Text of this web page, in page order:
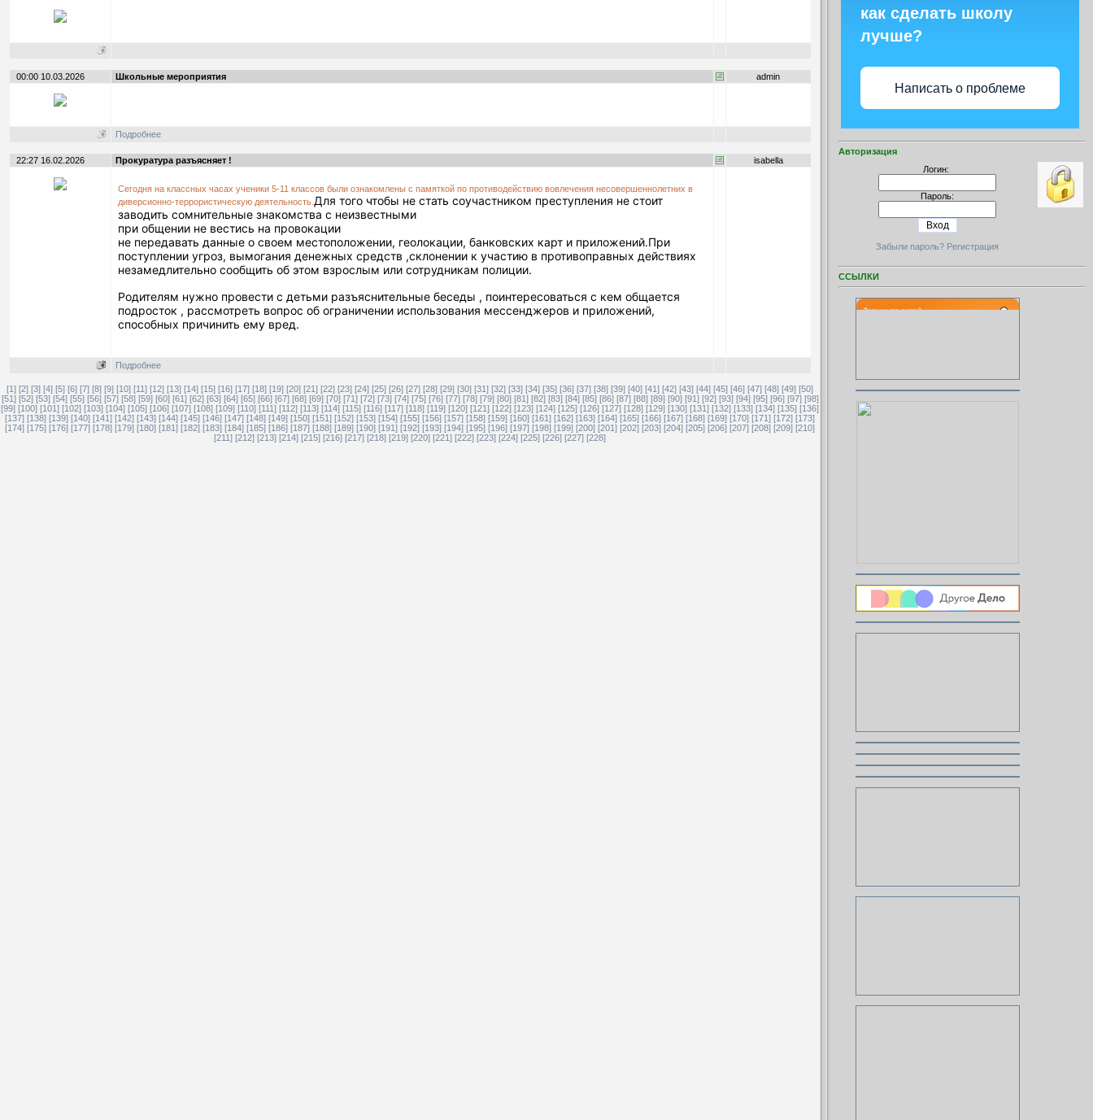
00:00 10.03.2026 Школьные мероприятия admin
Подробнее
22:27 16.02.2026 Прокуратура разъясняет ! isabella
Сегодня на классных часах ученики 5-11 классов были ознакомлены с памяткой по противодействию вовлечения несовершеннолетних в
диверсионно-террористическую деятельность. Для того чтобы не стать соучастником преступления не стоит
заводить сомнительные знакомства с неизвестными
при общении не вестись на провокации
не передавать данные о своем местоположении, геолокации, банковских карт и приложений.При
поступлении угроз, вымогания денежных средств ,склонении к участию в противоправных действиях
незамедлительно сообщить об этом взрослым или сотрудникам полиции.
Родителям нужно провести с детьми разъяснительные беседы , поинтересоваться с кем общается
подросток , рассмотреть вопрос об ограничении использования мессенджеров и приложений,
способных причинить ему вред.
Подробнее
[1] [2] [3] [4] [5] [6] [7] [8] [9] [10] [11] [12] [13] [14] [15] [16] [17] [18] [19] [20] [21] [22] [23] [24] [25] [26] [27] [28] [29] [30] [31] [32] [33] [34] [35] [36] [37] [38] [39] [40] [41] [42] [43] [44] [45] [46] [47] [48] [49] [50]
[51] [52] [53] [54] [55] [56] [57] [58] [59] [60] [61] [62] [63] [64] [65] [66] [67] [68] [69] [70] [71] [72] [73] [74] [75] [76] [77] [78] [79] [80] [81] [82] [83] [84] [85] [86] [87] [88] [89] [90] [91] [92] [93] [94] [95] [96] [97] [98]
[99] [100] [101] [102] [103] [104] [105] [106] [107] [108] [109] [110] [111] [112] [113] [114] [115] [116] [117] [118] [119] [120] [121] [122] [123] [124] [125] [126] [127] [128] [129] [130] [131] [132] [133] [134] [135] [136]
[137] [138] [139] [140] [141] [142] [143] [144] [145] [146] [147] [148] [149] [150] [151] [152] [153] [154] [155] [156] [157] [158] [159] [160] [161] [162] [163] [164] [165] [166] [167] [168] [169] [170] [171] [172] [173]
[174] [175] [176] [177] [178] [179] [180] [181] [182] [183] [184] [185] [186] [187] [188] [189] [190] [191] [192] [193] [194] [195] [196] [197] [198] [199] [200] [201] [202] [203] [204] [205] [206] [207] [208] [209] [210]
[211] [212] [213] [214] [215] [216] [217] [218] [219] [220] [221] [222] [223] [224] [225] [226] [227] [228]
как сделать школу
лучше?
Написать о проблеме
Авторизация
Логин:
Пароль:
Забыли пароль? Регистрация
ССЫЛКИ